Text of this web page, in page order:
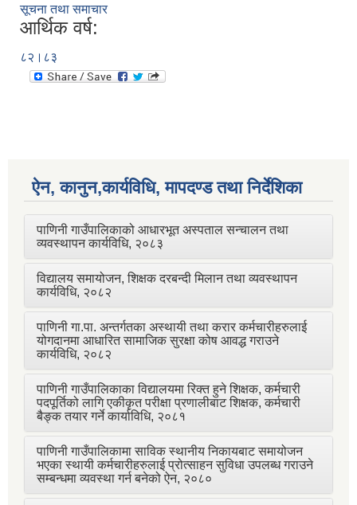
सूचना तथा समाचार
आर्थिक वर्ष:
८२।८३
ऐन, कानुन,कार्यविधि, मापदण्ड तथा निर्देशिका
पाणिनी गाउँपालिकाको आधारभूत अस्पताल सन्चालन तथा
व्यवस्थापन कार्यविधि, २०८३
विद्यालय समायोजन, शिक्षक दरबन्दी मिलान तथा व्यवस्थापन
कार्यविधि, २०८२
पाणिनी गा.पा. अन्तर्गतका अस्थायी तथा करार कर्मचारीहरुलाई
योगदानमा आधारित सामाजिक सुरक्षा कोष आवद्ध गराउने
कार्यविधि, २०८२
पाणिनी गाउँपालिकाका विद्यालयमा रिक्त हुने शिक्षक, कर्मचारी
पदपूर्तिको लागि एकीकृत परीक्षा प्रणालीबाट शिक्षक, कर्मचारी
बैङ्क तयार गर्ने कार्याविधि, २०८१
पाणिनी गाउँपालिकामा साविक स्थानीय निकायबाट समायोजन
भएका स्थायी कर्मचारीहरुलाई प्रोत्साहन सुविधा उपलब्ध गराउने
सम्बन्धमा व्यवस्था गर्न बनेको ऐन, २०८०